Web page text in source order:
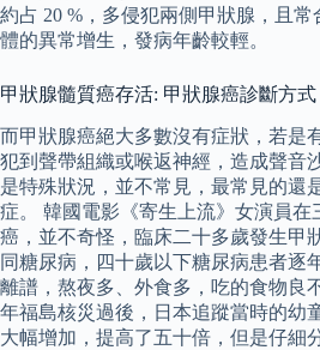
約占 20 %，多侵犯兩側甲狀腺，且
體的異常增生，發病年齡較輕。
甲狀腺髓質癌存活: 甲狀腺癌診斷方式
而甲狀腺癌絕大多數沒有症狀，若是
犯到聲帶組織或喉返神經，造成聲音
是特殊狀況，並不常見，最常見的還
症。 韓國電影《寄生上流》女演員在
癌，並不奇怪，臨床二十多歲發生甲
同糖尿病，四十歲以下糖尿病患者逐
離譜，熬夜多、外食多，吃的食物良
年福島核災過後，日本追蹤當時的幼
大幅增加，提高了五十倍，但是仔細